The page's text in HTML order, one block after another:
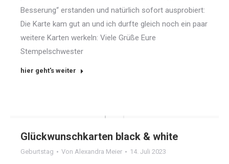
Besserung“ erstanden und natürlich sofort ausprobiert:
Die Karte kam gut an und ich durfte gleich noch ein paar
weitere Karten werkeln: Viele Grüße Eure
Stempelschwester
hier geht's weiter
Glückwunschkarten black & white
Geburtstag Von Alexandra Meier 14. Juli 2023